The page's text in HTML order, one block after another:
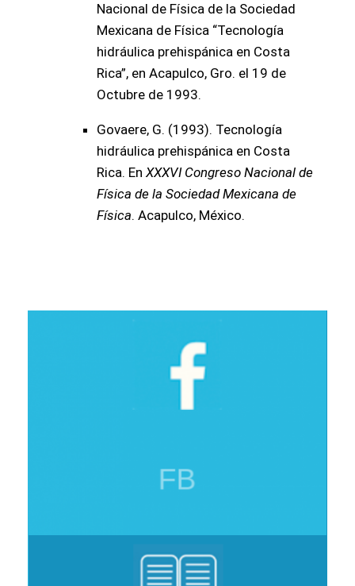
Nacional de Física de la Sociedad
Mexicana de Física “Tecnología
hidráulica prehispánica en Costa
Rica”, en Acapulco, Gro. el 19 de
Octubre de 1993.
Govaere, G. (1993). Tecnología
hidráulica prehispánica en Costa
Rica. En XXXVI Congreso Nacional de
Física de la Sociedad Mexicana de
Física. Acapulco, México.